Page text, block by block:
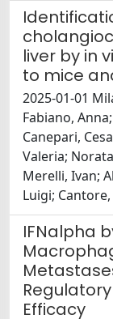
liver by in
to mice
2025-01-01
Fabiano,
Canepari,
Valeria;
Merelli, Ivan;
Luigi;
IFNalpha
Efficacy